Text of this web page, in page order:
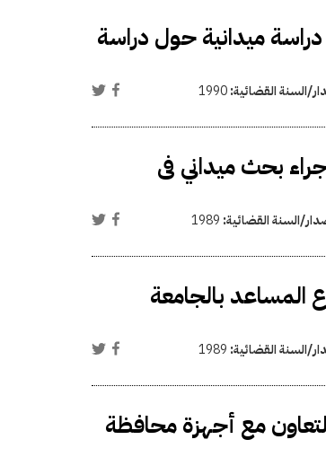
دراسة ميدانية حول دراسة
السنة القضائية:1990
بحث ميداني فى
السنة القضائية: 1989
المساعد بالجامعة
السنة القضائية: 1989
مع أجهزة محافظة